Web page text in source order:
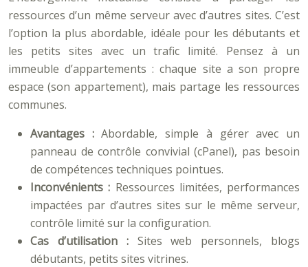
ressources d’un même serveur avec d’autres sites. C’est
l’option la plus abordable, idéale pour les débutants et
les petits sites avec un trafic limité. Pensez à un
immeuble d’appartements : chaque site a son propre
espace (son appartement), mais partage les ressources
communes.
Avantages :Abordable, simple à gérer avec un
panneau de contrôle convivial (cPanel), pas besoin
de compétences techniques pointues.
Inconvénients : Ressources limitées, performances
impactées par d’autres sites sur le même serveur,
contrôle limité sur la configuration.
Cas d’utilisation : Sites web personnels, blogs
débutants, petits sites vitrines.